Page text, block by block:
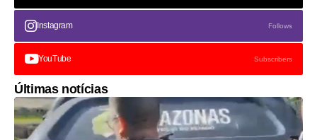
Instagram Follows
YouTube Subscribers
Últimas notícias